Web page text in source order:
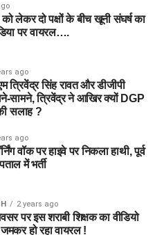
लेकर दो पक्षों के बीच खूनी संघर्ष का
पर वायरल….
ago
त्रिवेंद्र सिंह रावत और डीजीपी
सामने, त्रिवेंद्र ने आखिर क्यों DGP
सलाह ?
ago
वॉक पर हाइवे पर निकला हाथी, पूर्व
में भर्ती
2 years ago
पर इस शराबी शिक्षक का वीडियो
हो रहा वायरल !